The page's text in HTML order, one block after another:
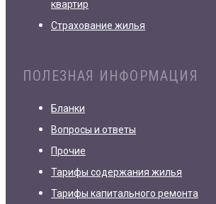
квартир
Страхование жилья
ПОЛЕЗНАЯ ИНФОРМАЦИЯ
Бланки
Вопросы и ответы
Прочие
Тарифы содержания жилья
Тарифы капитального ремонта